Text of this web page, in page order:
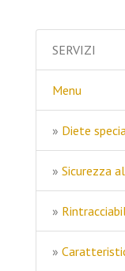
SERVIZI
Menu
» Diete
» Sicurezza
»
»